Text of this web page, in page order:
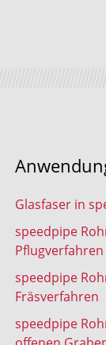
Glasfaser in
speedpipe
Pflugverfahren
speedpipe
Fräsverfahren
speedpipe